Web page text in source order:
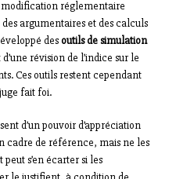
modification réglementaire
argumentaires et des calculs
desoutils de simulation
révision de l’indice sur le
Ces outils restent cependant
fait foi.
d’un pouvoir d’appréciation
cadre de référence, mais ne les
s’en écarter si les